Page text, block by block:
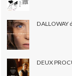
DALLOWAY
DEUX